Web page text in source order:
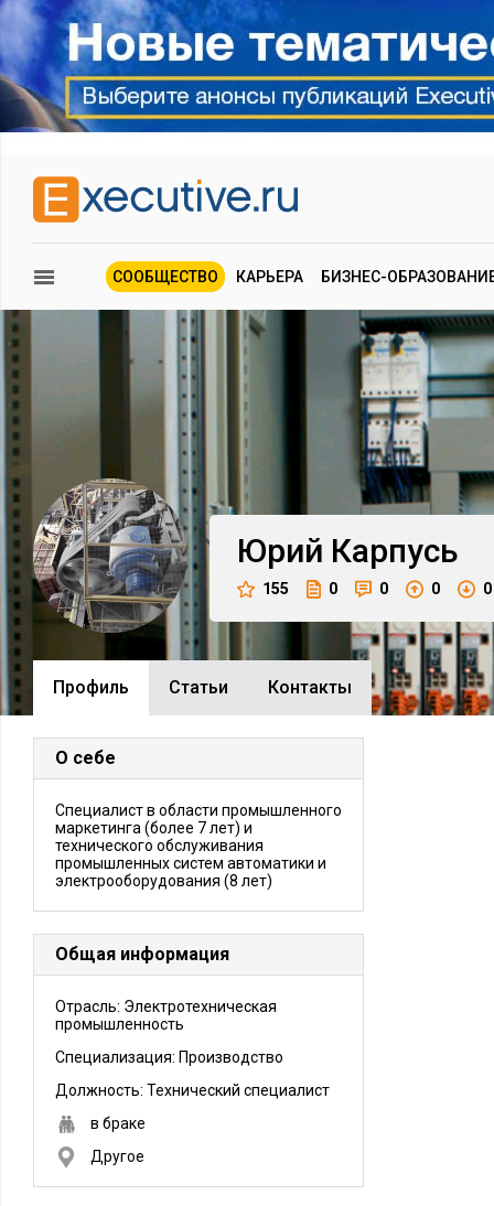
СООБЩЕСТВО КАРЬЕРА БИЗНЕС-
Юрий Карпусь
155 0 0 0 0
Профиль Cтатьи Контакты
О себе
Специалист в области промышленного
маркетинга (более 7 лет) и
технического обслуживания
промышленных систем автоматики и
электрооборудования (8 лет)
Общая информация
Отрасль: Электротехническая
промышленность
Специализация: Производство
Должность: Технический специалист
в браке
Другое